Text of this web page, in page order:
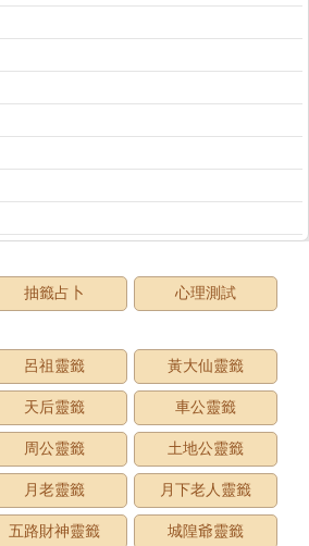
抽籤占卜 心理測試
呂祖靈籤 黃大仙靈籤
天后靈籤 車公靈籤
周公靈籤 土地公靈籤
月老靈籤 月下老人靈籤
五路財神靈籤 城隍爺靈籤